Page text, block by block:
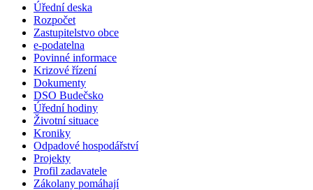
Úřední deska
Rozpočet
Zastupitelstvo obce
e-podatelna
Povinné informace
Krizové řízení
Dokumenty
DSO Budečsko
Úřední hodiny
Životní situace
Kroniky
Odpadové hospodářství
Projekty
Profil zadavatele
Zákolany pomáhají